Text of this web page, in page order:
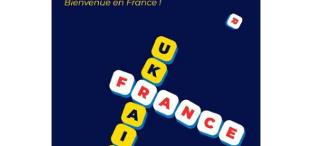
FEUILLETER